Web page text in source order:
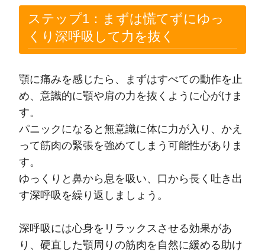
ステップ1：まずは慌てずにゆっ
くり深呼吸して力を抜く
顎に痛みを感じたら、まずはすべての動作を止
め、意識的に顎や肩の力を抜くように心がけま
す。
パニックになると無意識に体に力が入り、かえ
って筋肉の緊張を強めてしまう可能性がありま
す。
ゆっくりと鼻から息を吸い、口から長く吐き出
す深呼吸を繰り返しましょう。
深呼吸には心身をリラックスさせる効果があ
り、硬直した顎周りの筋肉を自然に緩める助け